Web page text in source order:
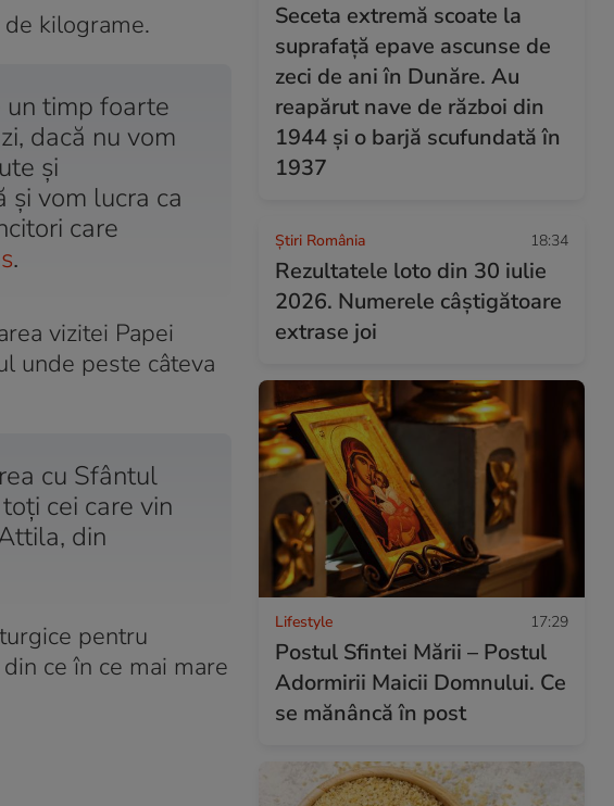
kilograme.
un timp foarte
dacă nu vom
şi
şi vom lucra ca
care
.
vizitei Papei
unde peste câteva
cu Sfântul
cei care vin
din
pentru
ce în ce mai mare
Seceta extremă scoate la
suprafață epave ascunse de
zeci de ani în Dunăre. Au
reapărut nave de război din
1944 și o barjă scufundată în
1937
Știri România 18:34
Rezultatele loto din 30 iulie
2026. Numerele câștigătoare
extrase joi
Lifestyle 17:29
Postul Sfintei Mării – Postul
Adormirii Maicii Domnului. Ce
se mănâncă în post